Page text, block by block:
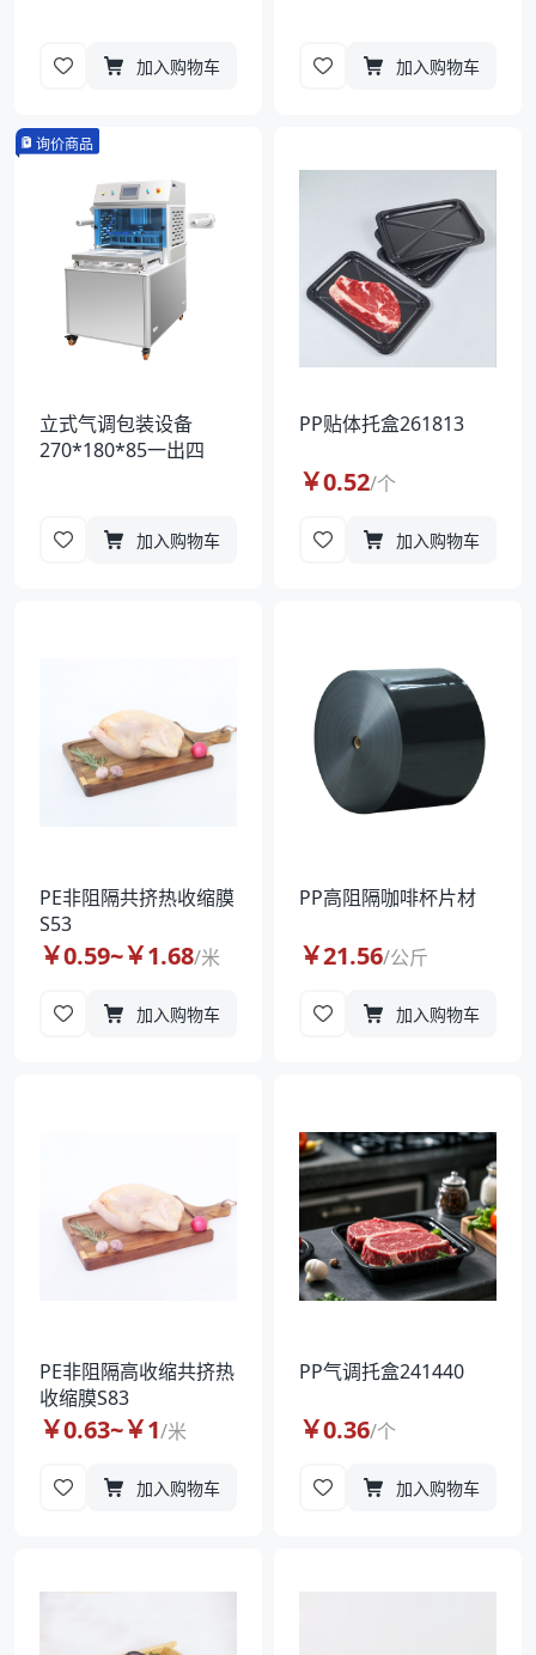
加入购物车 加入购物车
询价商品
立式气调包装设备
270*180*85一出四
加入购物车
PP贴体托盒261813
￥0.52/个
加入购物车
PE非阻隔共挤热收缩膜
S53
￥0.59~￥1.68/米
加入购物车
PP高阻隔咖啡杯片材
￥21.56/公斤
加入购物车
PE非阻隔高收缩共挤热
收缩膜S83
￥0.63~￥1/米
加入购物车
PP气调托盒241440
￥0.36/个
加入购物车